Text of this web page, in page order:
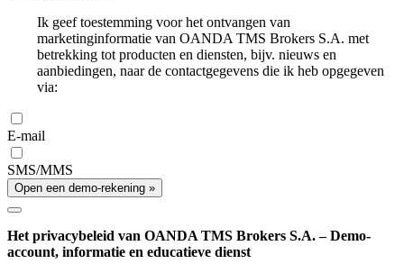
Ik geef toestemming voor het ontvangen van
marketinginformatie van OANDA TMS Brokers S.A. met
betrekking tot producten en diensten, bijv. nieuws en
aanbiedingen, naar de contactgegevens die ik heb opgegeven
via:
E-mail
SMS/MMS
Open een demo-rekening »
Het privacybeleid van OANDA TMS Brokers S.A. – Demo-
account, informatie en educatieve dienst